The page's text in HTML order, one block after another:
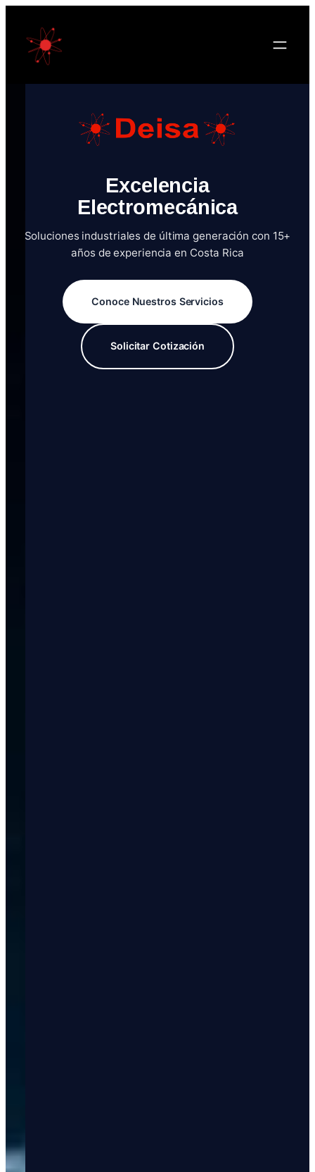
contenido
Excelencia
Electromecánica
Soluciones industriales de última generación con 15+
años de experiencia en Costa Rica
Conoce Nuestros Servicios
Solicitar Cotización